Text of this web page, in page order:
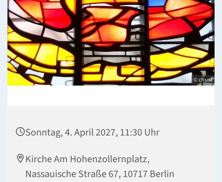
© chust
Sonntag, 4. April 2027, 11:30 Uhr
Kirche Am Hohenzollernplatz,
Nassauische Straße 67, 10717 Berlin